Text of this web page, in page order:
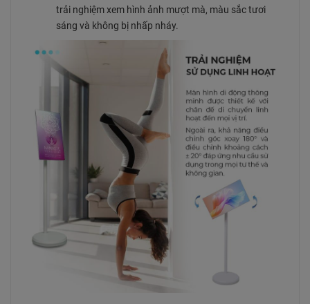
trải nghiệm xem hình ảnh mượt mà, màu sắc tươi
sáng và không bị nhấp nháy.